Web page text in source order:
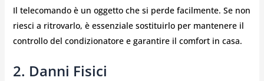
Il telecomando è un oggetto che si perde facilmente. Se non
riesci a ritrovarlo, è essenziale sostituirlo per mantenere il
controllo del condizionatore e garantire il comfort in casa.
2. Danni Fisici